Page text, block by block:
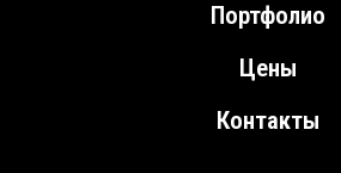
Портфолио
Цены
Контакты